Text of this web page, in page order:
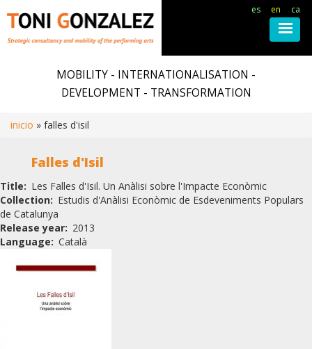
MOBILITY - INTERNATIONALISATION -
DEVELOPMENT - TRANSFORMATION
Breadcrumb
inicio falles d'isil
es en ca
Falles d'Isil
Title
Les Falles d'Isil. Un Anàlisi sobre l'Impacte Econòmic
Collection
Estudis d'Anàlisi Econòmic de Esdeveniments Populars
de Catalunya
Release year
2013
Language
Català